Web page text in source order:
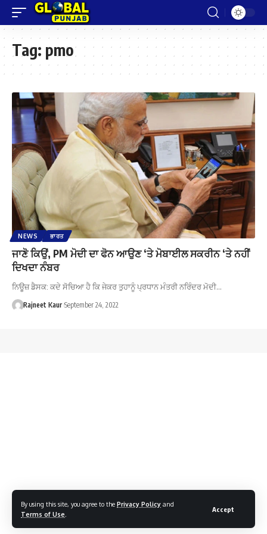
By using this site, you agree to the Privacy Policy and
Terms of Use
Accept
Tag: pmo
NEWS ਭਾਰਤ
ਜਾਣੋ ਕਿਉਂ, PM ਮੋਦੀ ਦਾ ਫੋਨ ਆਉਣ ‘ਤੇ ਮੋਬਾਈਲ ਸਕਰੀਨ ‘ਤੇ ਨਹੀਂ
ਦਿਖਦਾ ਨੰਬਰ
ਨਿਊਜ਼ ਡੈਸਕ: ਕਦੇ ਸੋਚਿਆ ਹੈ ਕਿ ਜੇਕਰ ਤੁਹਾਨੂੰ ਪ੍ਰਧਾਨ ਮੰਤਰੀ ਨਰਿੰਦਰ ਮੋਦੀ…
Rajneet Kaur September 24, 2022